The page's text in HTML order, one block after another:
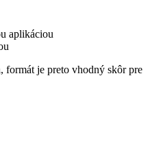
aplikáciou
je preto vhodný skôr pre